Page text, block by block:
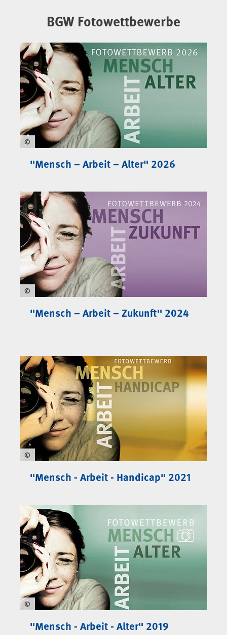
BGW Fotowettbewerbe
©
"Mensch – Arbeit – Alter" 2026
BGW Fotowettbewerbe
©
"Mensch – Arbeit – Zukunft" 2024
©
"Mensch - Arbeit - Handicap" 2021
BGW-Fotowettbewerbe
©
"Mensch - Arbeit - Alter" 2019